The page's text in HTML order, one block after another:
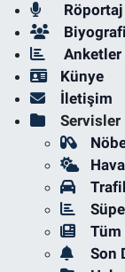
Röportaj
Biyografi
Anketler
Künye
İletişim
Servisler
Tüm
Son